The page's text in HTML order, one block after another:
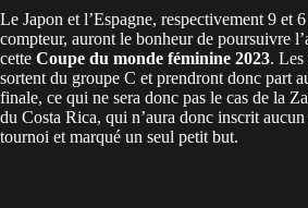
Le Japon et l’Espagne, respectivement 9 et
compteur, auront le bonheur de poursuivre
cette Coupe du monde féminine 2023. Les
sortent du groupe C et prendront donc part
finale, ce qui ne sera donc pas le cas de la
du Costa Rica, qui n’aura donc inscrit
tournoi et marqué un seul petit but.